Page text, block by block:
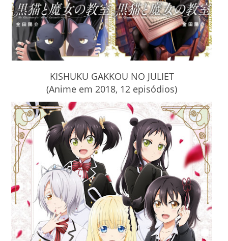
KISHUKU GAKKOU NO JULIET
(Anime em 2018, 12 episódios)